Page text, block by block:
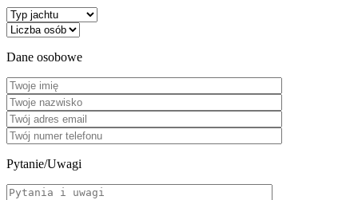
Dane osobowe
Pytanie/Uwagi